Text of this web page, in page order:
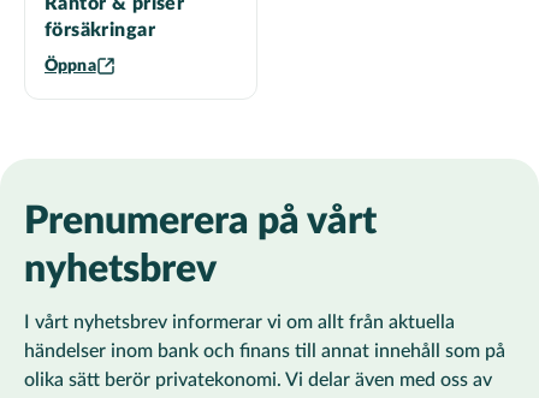
försäkringar
Öppna
Prenumerera på vårt
nyhetsbrev
I vårt nyhetsbrev informerar vi om allt från aktuella
händelser inom bank och finans till annat innehåll som på
olika sätt berör privatekonomi. Vi delar även med oss av